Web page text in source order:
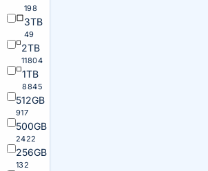
198
3TB
49
2TB
11804
1TB
8845
512GB
917
500GB
2422
256GB
132